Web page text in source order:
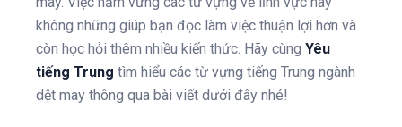
không những giúp bạn đọc làm việc thuận lợi hơn và
còn học hỏi thêm nhiều kiến thức. Hãy cùng Yêu
tiếng Trung tìm hiểu các từ vựng tiếng Trung ngành
dệt may thông qua bài viết dưới đây nhé!